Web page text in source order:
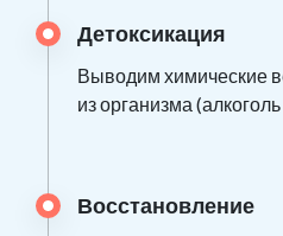
Детоксикация
Выводим химические
из организма
Восстановление